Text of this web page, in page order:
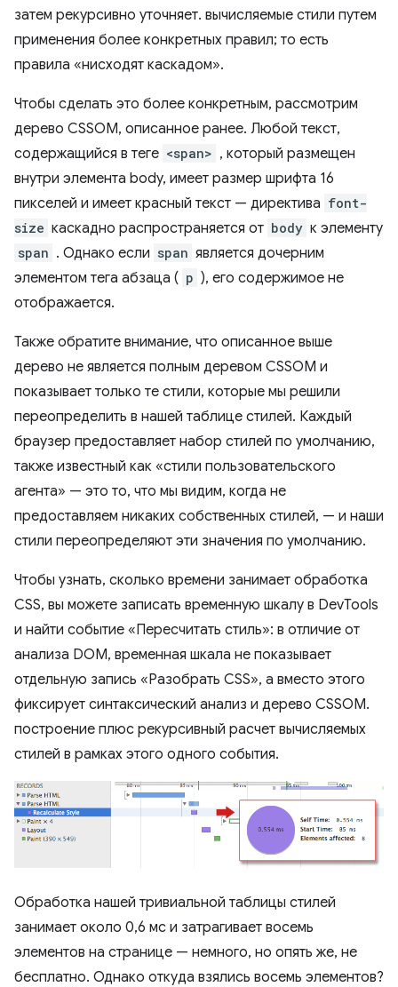
затем рекурсивно уточняет. вычисляемые стили путем
применения более конкретных правил; то есть
правила «нисходят каскадом».
Чтобы сделать это более конкретным, рассмотрим
дерево CSSOM, описанное ранее. Любой текст,
содержащийся в теге <span> , который размещен
внутри элемента body, имеет размер шрифта 16
пикселей и имеет красный текст — директива font-
size каскадно распространяется от body к элементу
span . Однако если span является дочерним
элементом тега абзаца ( p ), его содержимое не
отображается.
Также обратите внимание, что описанное выше
дерево не является полным деревом CSSOM и
показывает только те стили, которые мы решили
переопределить в нашей таблице стилей. Каждый
браузер предоставляет набор стилей по умолчанию,
также известный как «стили пользовательского
агента» — это то, что мы видим, когда не
предоставляем никаких собственных стилей, — и наши
стили переопределяют эти значения по умолчанию.
Чтобы узнать, сколько времени занимает обработка
CSS, вы можете записать временную шкалу в DevTools
и найти событие «Пересчитать стиль»: в отличие от
анализа DOM, временная шкала не показывает
отдельную запись «Разобрать CSS», а вместо этого
фиксирует синтаксический анализ и дерево CSSOM.
построение плюс рекурсивный расчет вычисляемых
стилей в рамках этого одного события.
Обработка нашей тривиальной таблицы стилей
занимает около 0,6 мс и затрагивает восемь
элементов на странице — немного, но опять же, не
бесплатно. Однако откуда взялись восемь элементов?